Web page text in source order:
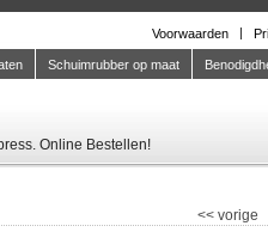
Voorwaarden
Online Bestellen!
Schuimrubber op maat
<<vorige